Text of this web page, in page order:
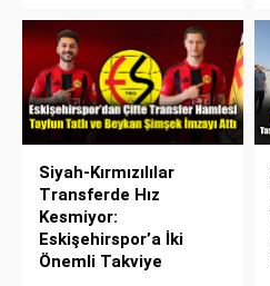
Siyah-Kırmızılılar
Transferde Hız
Kesmiyor:
Eskişehirspor’a İki
Önemli Takviye